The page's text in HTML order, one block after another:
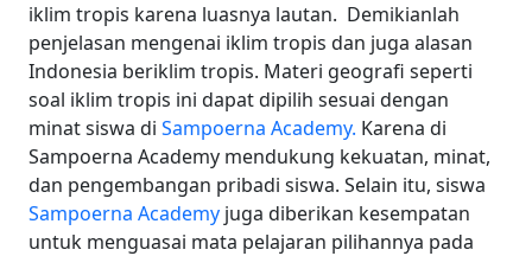
iklim tropis karena luasnya lautan. Demikianlah
penjelasan mengenai iklim tropis dan juga alasan
Indonesia beriklim tropis. Materi geografi seperti
soal iklim tropis ini dapat dipilih sesuai dengan
minat siswa di Sampoerna Academy. Karena di
Sampoerna Academy mendukung kekuatan, minat,
dan pengembangan pribadi siswa. Selain itu, siswa
Sampoerna Academy juga diberikan kesempatan
untuk menguasai mata pelajaran pilihannya pada